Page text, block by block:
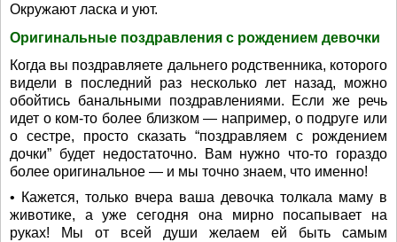
Окружают ласка и уют.
Оригинальные поздравления с рождением девочки
Когда вы поздравляете дальнего родственника, которого
видели в последний раз несколько лет назад, можно
обойтись банальными поздравлениями. Если же речь
идет о ком-то более близком — например, о подруге или
о сестре, просто сказать “поздравляем с рождением
дочки” будет недостаточно. Вам нужно что-то гораздо
более оригинальное — и мы точно знаем, что именно!
• Кажется, только вчера ваша девочка толкала маму в
животике, а уже сегодня она мирно посапывает на
руках! Мы от всей души желаем ей быть самым